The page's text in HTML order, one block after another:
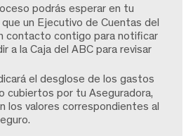
podrás esperar en tu
un Ejecutivo de Cuentas del
contacto contigo para notificar
a la Caja del ABC para revisar
el desglose de los gastos
cubiertos por tu Aseguradora,
los valores correspondientes al